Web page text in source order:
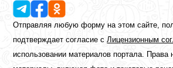
Отправляя любую форму на этом сайте,
подтверждает согласие с Лицензионным
использовании материалов портала.